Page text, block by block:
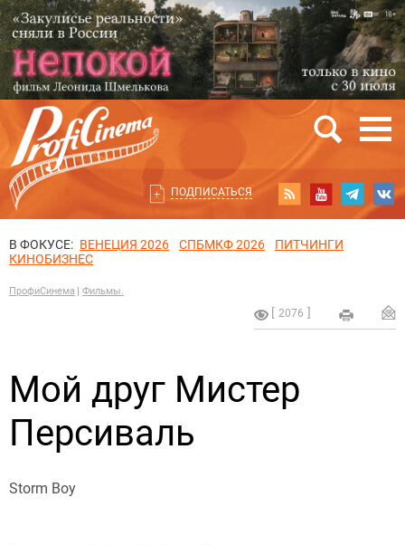
ПОДПИСАТЬСЯ
В ФОКУСЕ: ВЕНЕЦИЯ 2026 СПБМКФ 2026
ПИТЧИНГИ
КИНОБИЗНЕС
ПрофиСинема Фильмы.
2076
Мой друг Мистер
Персиваль
Storm Boy